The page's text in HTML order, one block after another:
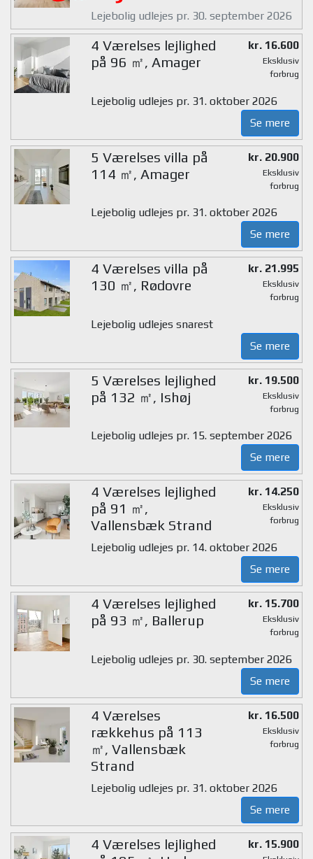
Lejebolig udlejes pr. 30. september 2026
4 Værelses lejlighed
på 96 ㎡, Amager
kr. 16.600
Eksklusiv
forbrug
Lejebolig udlejes pr. 31. oktober 2026
Se mere
5 Værelses villa på
114 ㎡, Amager
kr. 20.900
Eksklusiv
forbrug
Lejebolig udlejes pr. 31. oktober 2026
Se mere
4 Værelses villa på
130 ㎡, Rødovre
kr. 21.995
Eksklusiv
forbrug
Lejebolig udlejes snarest
Se mere
5 Værelses lejlighed
på 132 ㎡, Ishøj
kr. 19.500
Eksklusiv
forbrug
Lejebolig udlejes pr. 15. september 2026
Se mere
4 Værelses lejlighed
på 91 ㎡,
Vallensbæk Strand
kr. 14.250
Eksklusiv
forbrug
Lejebolig udlejes pr. 14. oktober 2026
Se mere
4 Værelses lejlighed
på 93 ㎡, Ballerup
kr. 15.700
Eksklusiv
forbrug
Lejebolig udlejes pr. 30. september 2026
Se mere
4 Værelses
rækkehus på 113
㎡, Vallensbæk
Strand
kr. 16.500
Eksklusiv
forbrug
Lejebolig udlejes pr. 31. oktober 2026
Se mere
4 Værelses lejlighed
kr. 15.900